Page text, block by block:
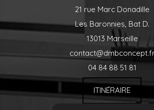
21 rue Marc Donadille
Les Baronnies, Bat D.
13013 Marseille
04 84 88 51 81
ITINÉRAIRE